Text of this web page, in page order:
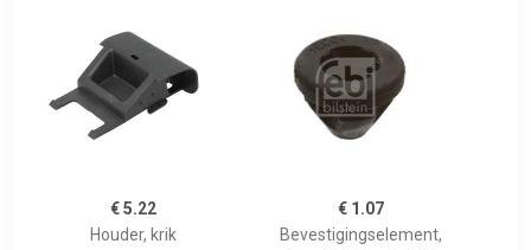
€ 5.22
Houder, krik
€ 1.07
Bevestigingselement,